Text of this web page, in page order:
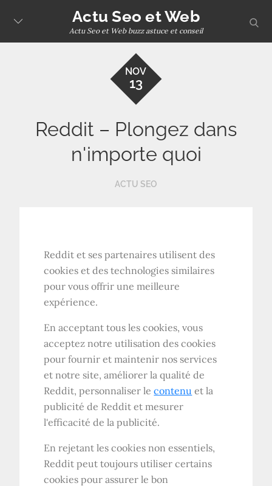
content
Actu Seo et Web
Actu Seo et Web buzz astuce et conseil
NOV
13
Reddit – Plongez dans
n'importe quoi
ACTU SEO
Reddit et ses partenaires utilisent des
cookies et des technologies similaires
pour vous offrir une meilleure
expérience.
En acceptant tous les cookies, vous
acceptez notre utilisation des cookies
pour fournir et maintenir nos services
et notre site, améliorer la qualité de
Reddit, personnaliser lecontenu et la
publicité de Reddit et mesurer
l'efficacité de la publicité.
En rejetant les cookies non essentiels,
Reddit peut toujours utiliser certains
cookies pour assurer le bon